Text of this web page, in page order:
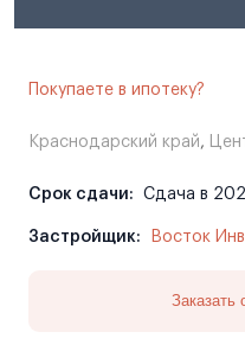
Покупаете в ипотеку?
Краснодарский край,
Срок сдачи: Сдача в
Застройщик: Восток
Заказать